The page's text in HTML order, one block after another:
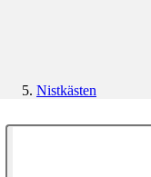
Nistkästen